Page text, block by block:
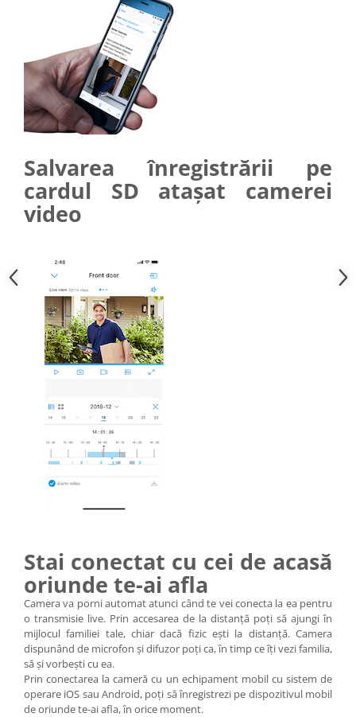
Salvarea înregistrării pe
cardul SD atașat camerei
video
Stai conectat cu cei de acasă
oriunde te-ai afla
Camera va porni automat atunci când te vei conecta la ea pentru
o transmisie live. Prin accesarea de la distanță poți să ajungi în
mijlocul familiei tale, chiar dacă fizic ești la distanță. Camera
dispunând de microfon și difuzor poți ca, în timp ce îți vezi familia,
să și vorbești cu ea.
Prin conectarea la cameră cu un echipament mobil cu sistem de
operare iOS sau Android, poți să înregistrezi pe dispozitivul mobil
de oriunde te-ai afla, în orice moment.